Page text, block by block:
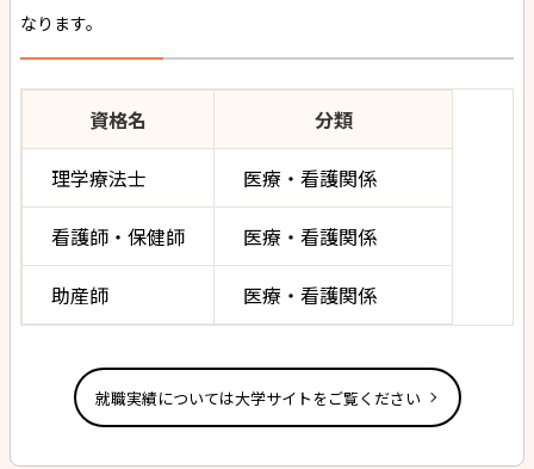
なります。
資格名 分類
理学療法士 医療・看護関係
看護師・保健師 医療・看護関係
助産師 医療・看護関係
就職実績については大学サイトをご覧ください